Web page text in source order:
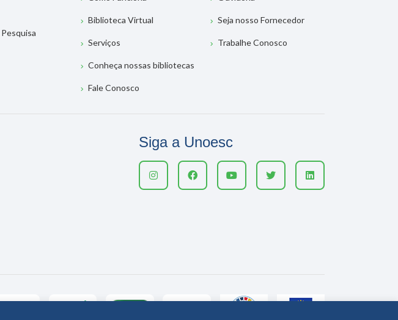
Biblioteca Virtual
Serviços
Conheça nossas bibliotecas
Fale Conosco
Seja nosso Fornecedor
Trabalhe Conosco
Siga a Unoesc